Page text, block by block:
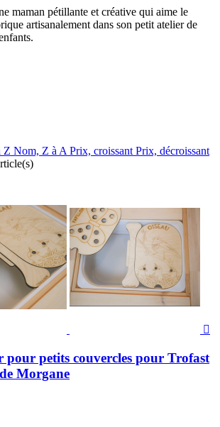
maman pétillante et créative qui aime le
artisanalement dans son petit atelier de
Z Nom, Z à A Prix, croissant Prix, décroissant

pour petits couvercles pour Trofast
Morgane